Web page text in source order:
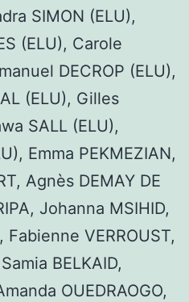
SIMON (ELU),
(ELU), Carole
DECROP (ELU),
(ELU), Gilles
SALL (ELU),
Emma PEKMEZIAN,
Agnès DEMAY DE
Johanna MSIHID,
VERROUST,
BELKAID,
OUEDRAOGO,